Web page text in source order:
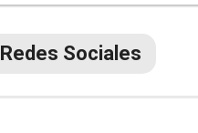
Redes Sociales